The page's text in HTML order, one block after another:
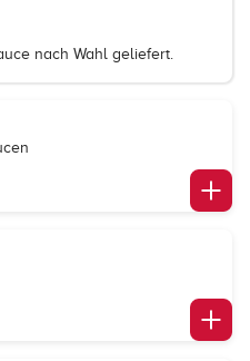
nach Wahl geliefert.